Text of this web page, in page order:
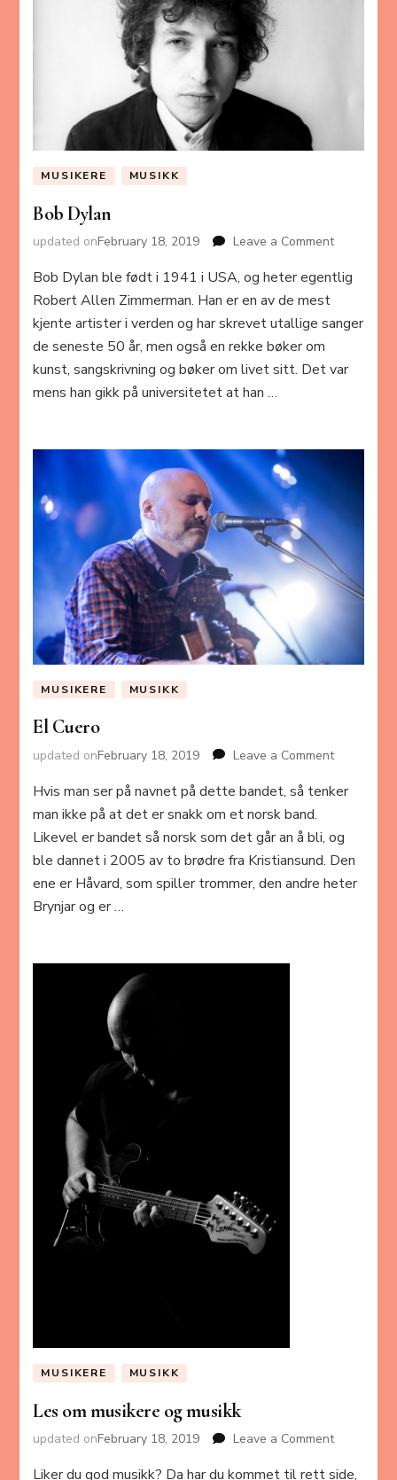
MUSIKERE MUSIKK
Bob Dylan
updated onFebruary 18, 2019 Leave a Commenton
Dylan
Bob Dylan ble født i 1941 i USA, og heter egentlig
Robert Allen Zimmerman. Han er en av de mest
kjente artister i verden og har skrevet utallige sanger
de seneste 50 år, men også en rekke bøker om
kunst, sangskrivning og bøker om livet sitt. Det var
mens han gikk på universitetet at han …
MUSIKERE MUSIKK
El Cuero
updated onFebruary 18, 2019 Leave a Commenton
Cuero
Hvis man ser på navnet på dette bandet, så tenker
man ikke på at det er snakk om et norsk band.
Likevel er bandet så norsk som det går an å bli, og
ble dannet i 2005 av to brødre fra Kristiansund. Den
ene er Håvard, som spiller trommer, den andre heter
Brynjar og er …
MUSIKERE MUSIKK
Les om musikere og musikk
updated onFebruary 18, 2019 Leave a Commenton
om
Liker du god musikk? Da har du kommet til rett side,